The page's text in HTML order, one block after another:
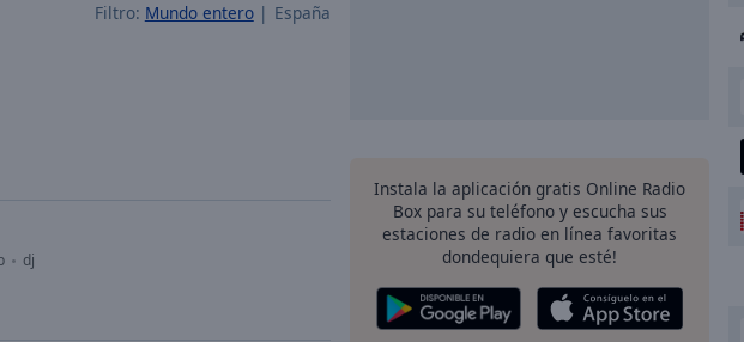
Filtro: Mundo entero España
dj
Instala la aplicación gratis Online Radio
Box para su teléfono y escucha sus
estaciones de radio en línea favoritas
dondequiera que esté!